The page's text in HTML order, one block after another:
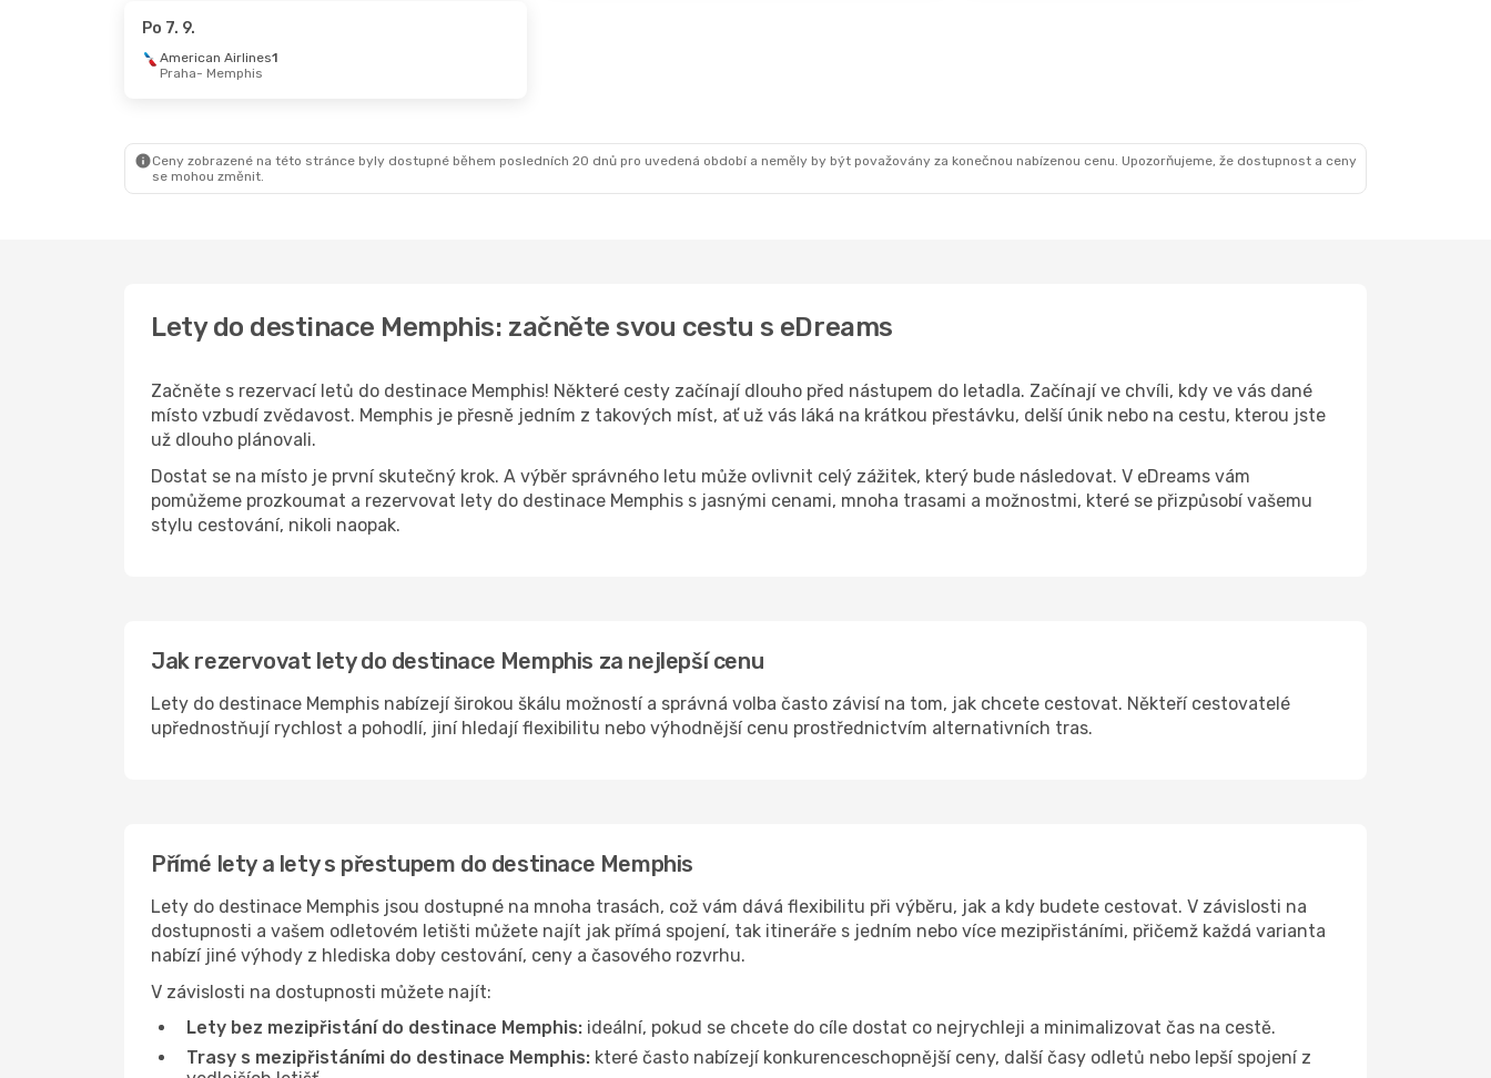
Po 7. 9.
American Airlines1
Praha- Memphis
Ceny zobrazené na této stránce byly dostupné během posledních 20 dnů pro uvedená období a neměly by být považovány za konečnou nabízenou cenu. Upozorňujeme, že dostupnost a ceny
se mohou změnit.
Lety do destinace Memphis: začněte svou cestu s eDreams
Začněte s rezervací letů do destinace Memphis! Některé cesty začínají dlouho před nástupem do letadla. Začínají ve chvíli, kdy ve vás dané
místo vzbudí zvědavost. Memphis je přesně jedním z takových míst, ať už vás láká na krátkou přestávku, delší únik nebo na cestu, kterou jste
už dlouho plánovali.
Dostat se na místo je první skutečný krok. A výběr správného letu může ovlivnit celý zážitek, který bude následovat. V eDreams vám
pomůžeme prozkoumat a rezervovat lety do destinace Memphis s jasnými cenami, mnoha trasami a možnostmi, které se přizpůsobí vašemu
stylu cestování, nikoli naopak.
Jak rezervovat lety do destinace Memphis za nejlepší cenu
Lety do destinace Memphis nabízejí širokou škálu možností a správná volba často závisí na tom, jak chcete cestovat. Někteří cestovatelé
upřednostňují rychlost a pohodlí, jiní hledají flexibilitu nebo výhodnější cenu prostřednictvím alternativních tras.
Přímé lety a lety s přestupem do destinace Memphis
Lety do destinace Memphis jsou dostupné na mnoha trasách, což vám dává flexibilitu při výběru, jak a kdy budete cestovat. V závislosti na
dostupnosti a vašem odletovém letišti můžete najít jak přímá spojení, tak itineráře s jedním nebo více mezipřistáními, přičemž každá varianta
nabízí jiné výhody z hlediska doby cestování, ceny a časového rozvrhu.
V závislosti na dostupnosti můžete najít:
Lety bez mezipřistání do destinace Memphis: ideální, pokud se chcete do cíle dostat co nejrychleji a minimalizovat čas na cestě.
Trasy s mezipřistáními do destinace Memphis: které často nabízejí konkurenceschopnější ceny, další časy odletů nebo lepší spojení z